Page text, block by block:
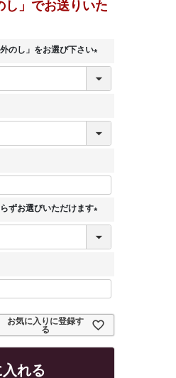
」でお送りいた
のし」をお選び下さい
(
必
ずお選びいただけます
(
必
お気に入りに登録す
る
れる